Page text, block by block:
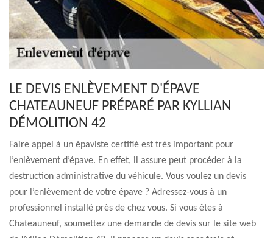
LE DEVIS ENLÈVEMENT D'ÉPAVE
CHATEAUNEUF PRÉPARÉ PAR KYLLIAN
DÉMOLITION 42
Faire appel à un épaviste certifié est très important pour
l’enlèvement d’épave. En effet, il assure peut procéder à la
destruction administrative du véhicule. Vous voulez un devis
pour l’enlèvement de votre épave ? Adressez-vous à un
professionnel installé près de chez vous. Si vous êtes à
Chateauneuf, soumettez une demande de devis sur le site web